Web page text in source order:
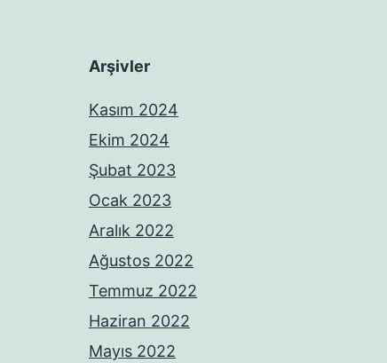
Arşivler
Kasım 2024
Ekim 2024
Şubat 2023
Ocak 2023
Aralık 2022
Ağustos 2022
Temmuz 2022
Haziran 2022
Mayıs 2022